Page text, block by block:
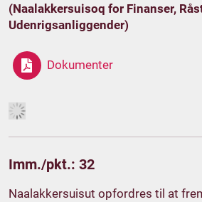
(Naalakkersuisoq for Finanser,
Udenrigsanliggender)
Dokumenter
Imm./pkt.: 32
Naalakkersuisut opfordres til at